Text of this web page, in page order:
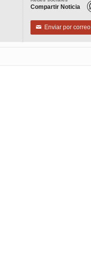
Compartir Noticia
✉ Enviar por correo